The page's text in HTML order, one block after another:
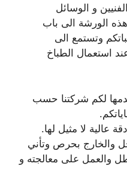
و الوسائل
الورشة الى باب
وتستمع الى
استعمال الطباخ
لكم شركتنا حسب
عالية لا مثيل لها.
والخارج بحرص وتأني
والعمل على معالجته و